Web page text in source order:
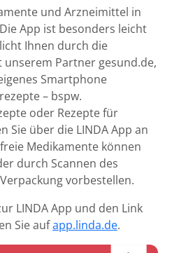
und Arzneimittel in
App ist besonders leicht
Ihnen durch die
unserem Partner gesund.de,
Smartphone
– bspw.
oder Rezepte für
Sie über die LINDA App an
Medikamente können
durch Scannen des
vorbestellen.
LINDA App und den Link
Sie aufapp.linda.de.